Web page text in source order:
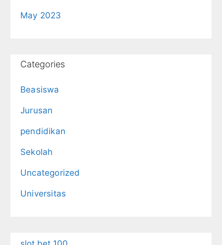
May 2023
Categories
Beasiswa
Jurusan
pendidikan
Sekolah
Uncategorized
Universitas